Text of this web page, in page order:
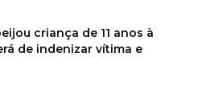
criança de 11 anos à
de indenizar vítima e